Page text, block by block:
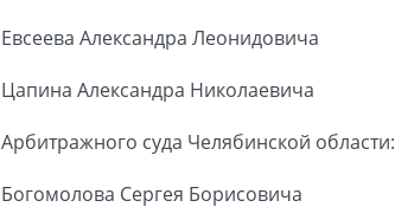
Евсеева Александра Леонидовича
Цапина Александра Николаевича
Арбитражного суда Челябинской области:
Богомолова Сергея Борисовича